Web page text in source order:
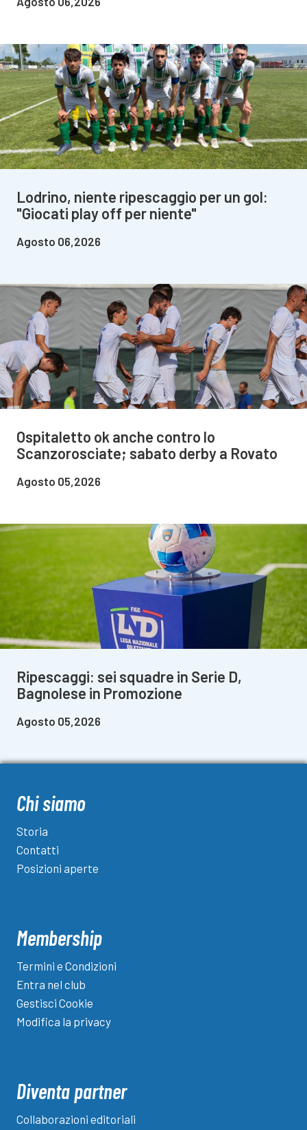
Lodrino, niente ripescaggio per un gol:
"Giocati play off per niente"
Agosto 06,2026
Ospitaletto ok anche contro lo
Scanzorosciate; sabato derby a Rovato
Agosto 05,2026
Ripescaggi: sei squadre in Serie D,
Bagnolese in Promozione
Agosto 05,2026
Chi siamo
Storia
Contatti
Posizioni aperte
Membership
Termini e Condizioni
Entra nel club
Gestisci Cookie
Modifica la privacy
Diventa partner
Collaborazioni editoriali